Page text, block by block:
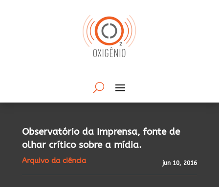
Observatório da Imprensa, fonte de
olhar crítico sobre a mídia.
Arquivo da ciência jun 10, 2016